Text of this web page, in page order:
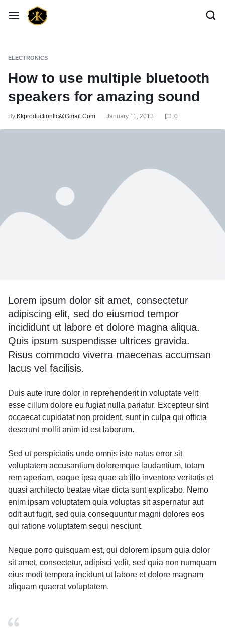
ELECTRONICS
How to use multiple bluetooth
speakers for amazing sound
By Kkproductionllc@gmail.com January 11, 2013 0
Lorem ipsum dolor sit amet, consectetur
adipiscing elit, sed do eiusmod tempor
incididunt ut labore et dolore magna aliqua.
Quis ipsum suspendisse ultrices gravida.
Risus commodo viverra maecenas accumsan
lacus vel facilisis.
Duis aute irure dolor in reprehenderit in voluptate velit
esse cillum dolore eu fugiat nulla pariatur. Excepteur sint
occaecat cupidatat non proident, sunt in culpa qui officia
deserunt mollit anim id est laborum.
Sed ut perspiciatis unde omnis iste natus error sit
voluptatem accusantium doloremque laudantium, totam
rem aperiam, eaque ipsa quae ab illo inventore veritatis et
quasi architecto beatae vitae dicta sunt explicabo. Nemo
enim ipsam voluptatem quia voluptas sit aspernatur aut
odit aut fugit, sed quia consequuntur magni dolores eos
qui ratione voluptatem sequi nesciunt.
Neque porro quisquam est, qui dolorem ipsum quia dolor
sit amet, consectetur, adipisci velit, sed quia non numquam
eius modi tempora incidunt ut labore et dolore magnam
aliquam quaerat voluptatem.